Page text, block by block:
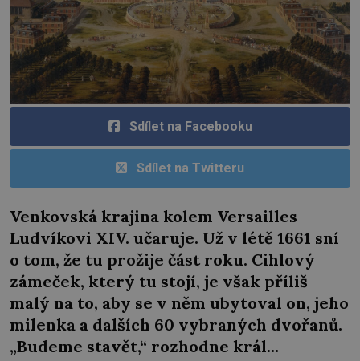
Sdílet na Facebooku
Sdílet na Twitteru
Venkovská krajina kolem Versailles
Ludvíkovi XIV. učaruje. Už v létě 1661 sní
o tom, že tu prožije část roku. Cihlový
zámeček, který tu stojí, je však příliš
malý na to, aby se v něm ubytoval on, jeho
milenka a dalších 60 vybraných dvořanů.
„Budeme stavět,“ rozhodne král…